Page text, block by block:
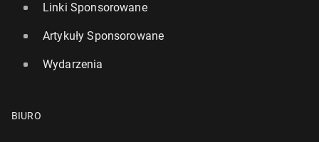
Linki Sponsorowane
Artykuły Sponsorowane
Wydarzenia
BIURO